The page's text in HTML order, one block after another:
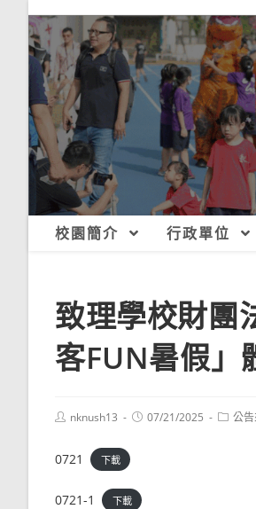
校園簡介 行政單位
致理學校財團
客FUN暑假」
Postnknush13
Post07/21/2025
Post公
0721 下載
0721-1 下載